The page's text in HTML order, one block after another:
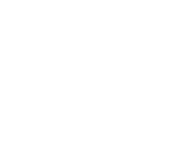
恭喜三畜張延羽 國立東華大學 法律
恭喜三農林唐薑 國立屏東科技大學
恭喜三林林哲靖 國立宜蘭大學 生
恭喜三畜池瑋宸 國立宜蘭大學 生
恭喜三資汪鈺錡 國立體育大學
恭喜三土葳浪‧阿萣 國立臺灣體育大